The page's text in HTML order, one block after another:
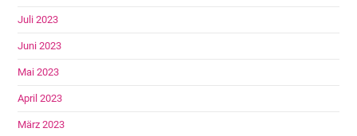
Juli 2023
Juni 2023
Mai 2023
April 2023
März 2023